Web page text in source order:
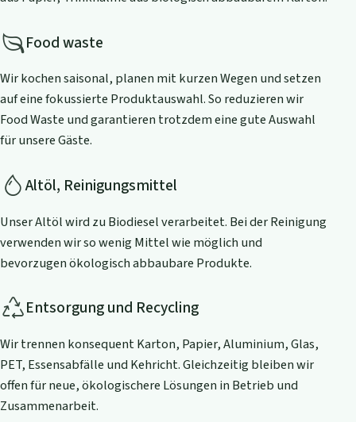
Food waste
Wir kochen saisonal, planen mit kurzen Wegen und setzen
auf eine fokussierte Produktauswahl. So reduzieren wir
Food Waste und garantieren trotzdem eine gute Auswahl
für unsere Gäste.
Altöl, Reinigungsmittel
Unser Altöl wird zu Biodiesel verarbeitet. Bei der Reinigung
verwenden wir so wenig Mittel wie möglich und
bevorzugen ökologisch abbaubare Produkte.
Entsorgung und Recycling
Wir trennen konsequent Karton, Papier, Aluminium, Glas,
PET, Essensabfälle und Kehricht. Gleichzeitig bleiben wir
offen für neue, ökologischere Lösungen in Betrieb und
Zusammenarbeit.